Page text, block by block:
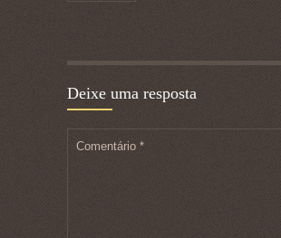
Deixe uma resposta
Comentário *